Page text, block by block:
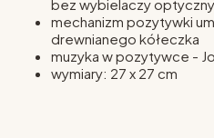
bez wybielaczy
mechanizm pozytywki
drewnianego kółeczka
muzyka w pozytywce -
wymiary: 27 x 27 cm